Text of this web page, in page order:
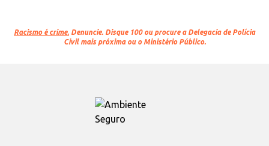
Racismo é crime. Denuncie. Disque 100 ou procure a Delegacia de Polícia
Civil mais próxima ou o Ministério Público.